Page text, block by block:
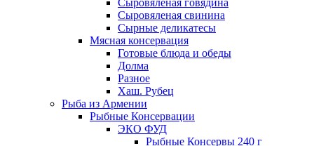
Сыровяленая говядина
Сыровяленая свинина
Сырные деликатесы
Мясная консервация
Готовые блюда и обеды
Долма
Разное
Хаш. Рубец
Рыба из Армении
Рыбные Консервации
ЭКО ФУД
Рыбные Консервы 240 г